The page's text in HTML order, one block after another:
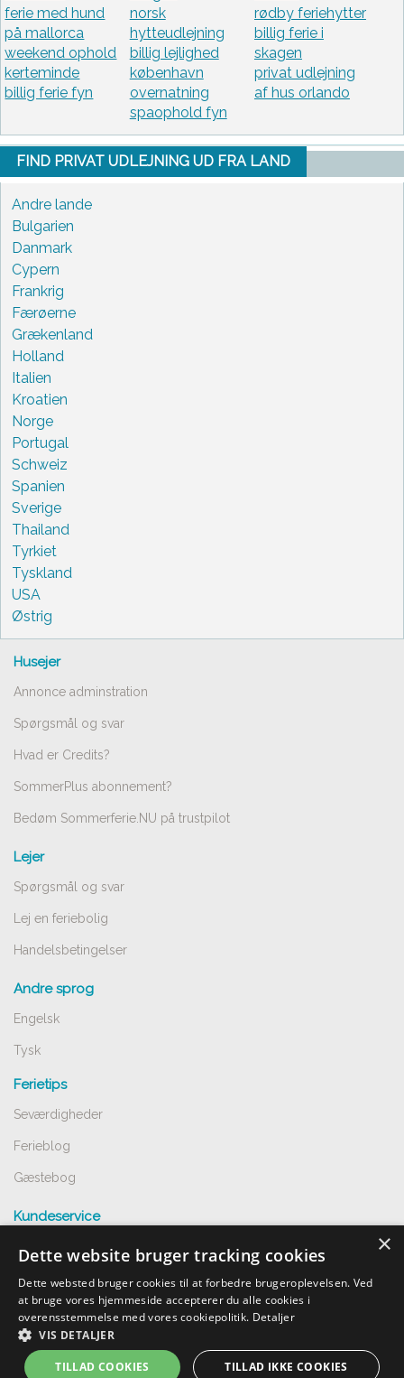
ferie med hund
på mallorca
weekend ophold
kerteminde
billig ferie fyn
norsk
hytteudlejning
billig lejlighed
københavn
overnatning
spaophold fyn
rødby feriehytter
billig ferie i
skagen
privat udlejning
af hus orlando
FIND PRIVAT UDLEJNING UD FRA LAND
Andre lande
Bulgarien
Danmark
Cypern
Frankrig
Færøerne
Grækenland
Holland
Italien
Kroatien
Norge
Portugal
Schweiz
Spanien
Sverige
Thailand
Tyrkiet
Tyskland
USA
Østrig
Husejer
Annonce adminstration
Spørgsmål og svar
Hvad er Credits?
SommerPlus abonnement?
Bedøm Sommerferie.NU på trustpilot
Lejer
Spørgsmål og svar
Lej en feriebolig
Handelsbetingelser
Andre sprog
Engelsk
Tysk
Ferietips
Seværdigheder
Ferieblog
Gæstebog
Kundeservice
Spørgsmål og svar
Opret annnoce
Handelsbetingelser
Undgå snyd
×
Dette website bruger tracking cookies
Dette websted bruger cookies til at forbedre brugeroplevelsen. Ved
at bruge vores hjemmeside accepterer du alle cookies i
overensstemmelse med vores cookiepolitik. Detaljer
VIS DETALJER
TILLAD COOKIES TILLAD IKKE COOKIES